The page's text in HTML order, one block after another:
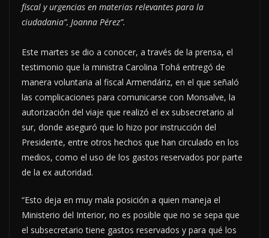
fiscal y urgencias en materias relevantes para la
ciudadania”, Joanna Pérez”.
Este martes se dio a conocer, a través de la prensa, el
testimonio que la ministra Carolina Tohá entregó de
manera voluntaria al fiscal Armendáriz, en el que señaló
las complicaciones para comunicarse con Monsalve, la
autorización del viaje que realizó el ex subsecretario al
sur, donde aseguró que lo hizo por instrucción del
Presidente, entre otros hechos que han circulado en los
medios, como el uso de los gastos reservados por parte
de la ex autoridad.
“Esto deja en muy mala posición a quien maneja el
Ministerio del Interior, no es posible que no se sepa que
el subsecretario tiene gastos reservados y para qué los